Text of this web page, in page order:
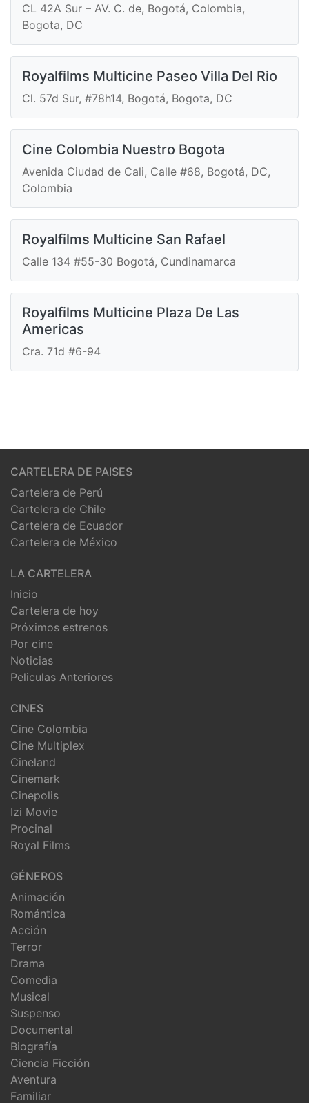
CL 42A Sur – AV. C. de, Bogotá, Colombia,
Bogota, DC
Royalfilms Multicine Paseo Villa Del Rio
Cl. 57d Sur, #78h14, Bogotá, Bogota, DC
Cine Colombia Nuestro Bogota
Avenida Ciudad de Cali, Calle #68, Bogotá, DC,
Colombia
Royalfilms Multicine San Rafael
Calle 134 #55-30 Bogotá, Cundinamarca
Royalfilms Multicine Plaza De Las
Americas
Cra. 71d #6-94
CARTELERA DE PAISES
Cartelera de Perú
Cartelera de Chile
Cartelera de Ecuador
Cartelera de México
LA CARTELERA
Inicio
Cartelera de hoy
Próximos estrenos
Por cine
Noticias
Peliculas Anteriores
CINES
Cine Colombia
Cine Multiplex
Cineland
Cinemark
Cinepolis
Izi Movie
Procinal
Royal Films
GÉNEROS
Animación
Romántica
Acción
Terror
Drama
Comedia
Musical
Suspenso
Documental
Biografía
Ciencia Ficción
Aventura
Familiar